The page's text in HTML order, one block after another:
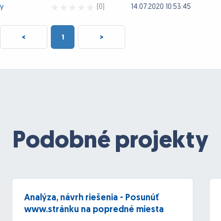
(0) 14.07.2020 10:53:45
< 1 >
Podobné projekty
Analýza, návrh riešenia - Posunúť
www.stránku na popredné miesta